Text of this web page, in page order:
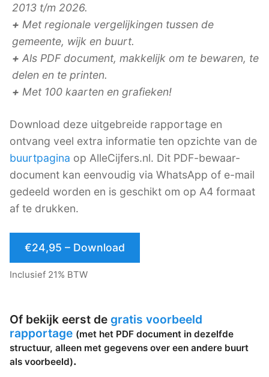
2013 t/m 2026.
+ Met regionale vergelijkingen tussen de
gemeente, wijk en buurt.
+ Als PDF document, makkelijk om te bewaren, te
delen en te printen.
+ Met 100 kaarten en grafieken!
Download deze uitgebreide rapportage en
ontvang veel extra informatie ten opzichte van de
buurtpagina op AlleCijfers.nl. Dit PDF-bewaar-
document kan eenvoudig via WhatsApp of e-mail
gedeeld worden en is geschikt om op A4 formaat
af te drukken.
€24,95 – Download
Inclusief 21% BTW
Of bekijk eerst de gratis voorbeeld
rapportage (met het PDF document in dezelfde
structuur, alleen met gegevens over een andere buurt
als voorbeeld).